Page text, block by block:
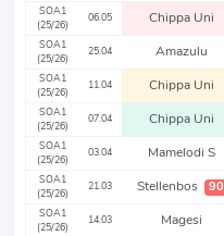
SOA1
(25/26)
06.05 Chippa Uni
SOA1
(25/26)
25.04 Amazulu
SOA1
(25/26)
11.04 Chippa Uni
SOA1
(25/26)
07.04 Chippa Uni
SOA1
(25/26)
03.04 Mamelodi S
SOA1
(25/26)
21.03 Stellenbos 90
SOA1
(25/26)
14.03 Magesi